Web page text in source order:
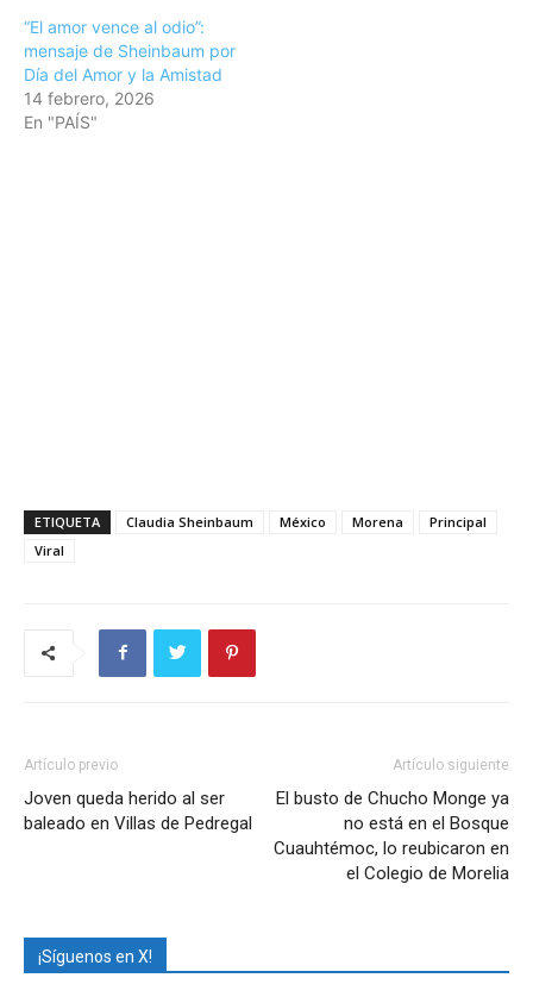
“El amor vence al odio”:
mensaje de Sheinbaum por
Día del Amor y la Amistad
14 febrero, 2026
En "PAÍS"
ETIQUETA Claudia Sheinbaum México Morena
Principal
Viral
Artículo previo
Joven queda herido al ser
baleado en Villas de Pedregal
Artículo siguiente
El busto de Chucho Monge ya
no está en el Bosque
Cuauhtémoc, lo reubicaron en
el Colegio de Morelia
¡Síguenos en X!